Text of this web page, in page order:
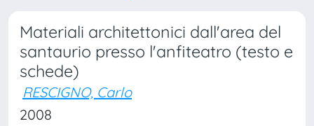
Materiali architettonici dall'area del
santaurio presso l'anfiteatro (testo e
schede)
RESCIGNO, Carlo
2008